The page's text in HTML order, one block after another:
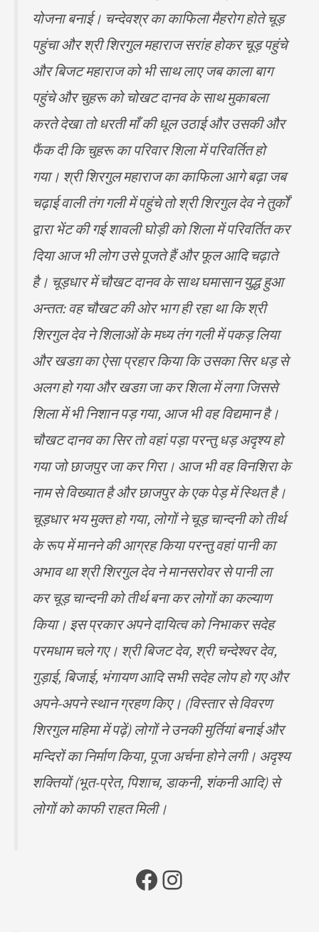
योजना बनाई। चन्देवश्र का काफिला मैहरोग होते चूड़
पहुंचा और श्री शिरगुल महाराज सरांह होकर चूड़ पहुंचे
और बिजट महाराज को भी साथ लाए जब काला बाग
पहुंचे और चुहरू को चोखट दानव के साथ मुकाबला
करते देखा तो धरती माँ की धूल उठाई और उसकी और
फैंक दी कि चुहरू का परिवार शिला में परिवर्तित हो
गया। श्री शिरगुल महाराज का काफिला आगे बढ़ा जब
चढ़ाई वाली तंग गली में पहुंचे तो श्री शिरगुल देव ने तुर्कों
द्वारा भेंट की गई शावली घोड़ी को शिला में परिवर्तित कर
दिया आज भी लोग उसे पूजते हैं और फूल आदि चढ़ाते
है। चूड़धार में चौखट दानव के साथ घमासान युद्ध हुआ
अन्तत: वह चौखट की ओर भाग ही रहा था कि श्री
शिरगुल देव ने शिलाओं के मध्य तंग गली में पकड़ लिया
और खडग़ का ऐसा प्रहार किया कि उसका सिर धड़ से
अलग हो गया और खडग़ जा कर शिला में लगा जिससे
शिला में भी निशान पड़ गया, आज भी वह विद्यमान है।
चौखट दानव का सिर तो वहां पड़ा परन्तु धड़ अदृश्य हो
गया जो छाजपुर जा कर गिरा। आज भी वह विनशिरा के
नाम से विख्यात है और छाजपुर के एक पेड़ में स्थित है।
चूड़धार भय मुक्त हो गया, लोगों ने चूड़ चान्दनी को तीर्थ
के रूप में मानने की आग्रह किया परन्तु वहां पानी का
अभाव था श्री शिरगुल देव ने मानसरोवर से पानी ला
कर चूड़ चान्दनी को तीर्थ बना कर लोगों का कल्याण
किया। इस प्रकार अपने दायित्व को निभाकर सदेह
परमधाम चले गए। श्री बिजट देव, श्री चन्देश्वर देव,
गुड़ाई, बिजाई, भंगायण आदि सभी सदेह लोप हो गए और
अपने-अपने स्थान ग्रहण किए। (विस्तार से विवरण
शिरगुल महिमा में पढ़ें) लोगों ने उनकी मुर्तियां बनाई और
मन्दिरों का निर्माण किया, पूजा अर्चना होने लगी। अदृश्य
शक्तियों (भूत-प्रेत, पिशाच, डाकनी, शंकनी आदि) से
लोगों को काफी राहत मिली।